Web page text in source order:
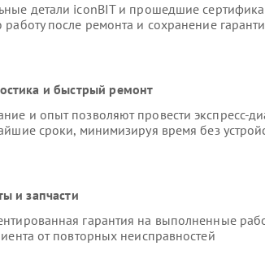
детали iconBIT и прошедшие
работу после ремонта и сохранение
и быстрый ремонт
и опыт позволяют провести экспресс-
сроки, минимизируя время без
и запчасти
гарантия на выполненные
от повторных неисправностей